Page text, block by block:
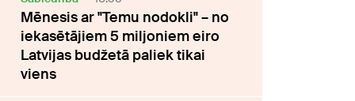
Mēnesis ar "Temu nodokli" – no
iekasētājiem 5 miljoniem eiro
Latvijas budžetā paliek tikai
viens